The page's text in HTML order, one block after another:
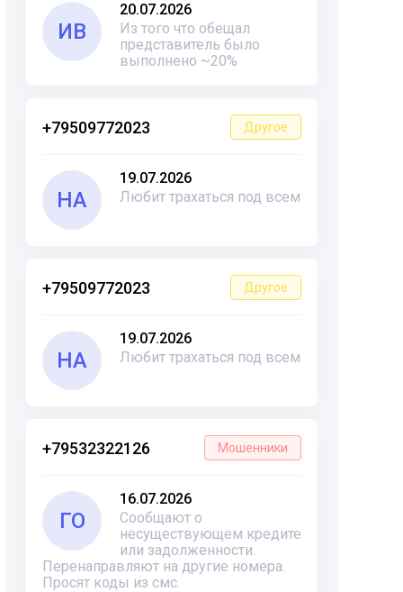
ИВ
20.07.2026
Из того что обещал
представитель было
выполнено ~20%
+79509772023 Другое
НА
19.07.2026
Любит трахаться под всем
+79509772023 Другое
НА
19.07.2026
Любит трахаться под всем
+79532322126 Мошенники
ГО
16.07.2026
Сообщают о
несуществующем кредите
или задолженности.
Перенаправляют на другие номера.
Просят коды из смс.